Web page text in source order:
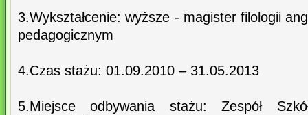
3.Wykształcenie: wyższe - magister filologii
pedagogicznym
4.Czas stażu: 01.09.2010 – 31.05.2013
5.Miejsce odbywania stażu: Zespół